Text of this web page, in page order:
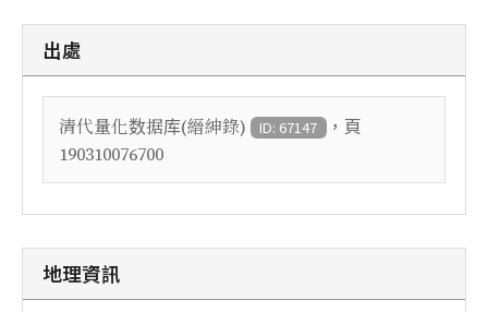
出處
清代量化数据库(縉紳錄) ID: 67147 ，頁
190310076700
地理資訊